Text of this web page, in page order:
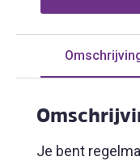
Je bent